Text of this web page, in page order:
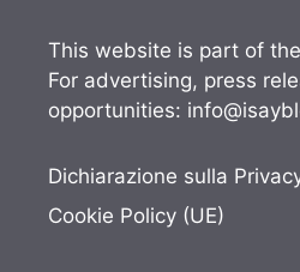
This website is part of
For advertising, press
opportunities:
Dichiarazione sulla
Cookie Policy (UE)